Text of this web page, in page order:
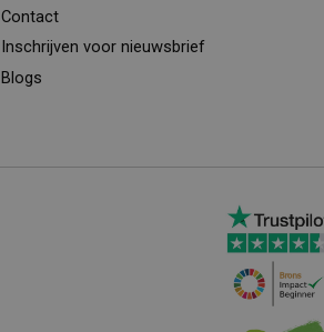
Contact
Inschrijven voor nieuwsbrief
Blogs